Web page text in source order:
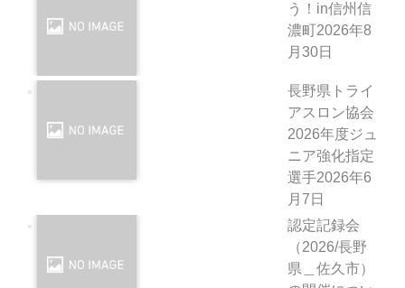
う！in信州信
濃町 2026年8
月30日
長野県トライ
アスロン協会
2026年度ジュ
ニア強化指定
選手2026年6
月7日
認定記録会
（2026/長野
県＿佐久市）